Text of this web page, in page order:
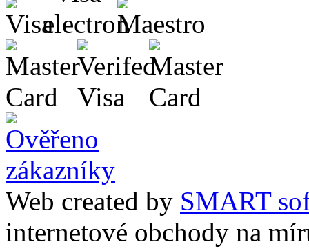
Web created by SMART
internetové obchody na